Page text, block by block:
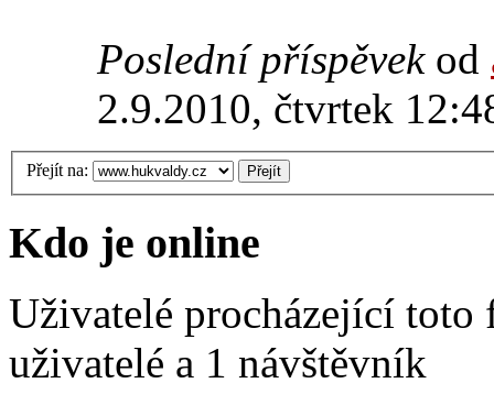
Poslední příspěvekod
2.9.2010, čtvrtek
Přejít na:
Kdo je online
Uživatelé procházející
uživatelé a 1 návštěvník